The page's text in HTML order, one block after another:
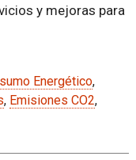
y mejoras para
Energético,
, Emisiones CO2,